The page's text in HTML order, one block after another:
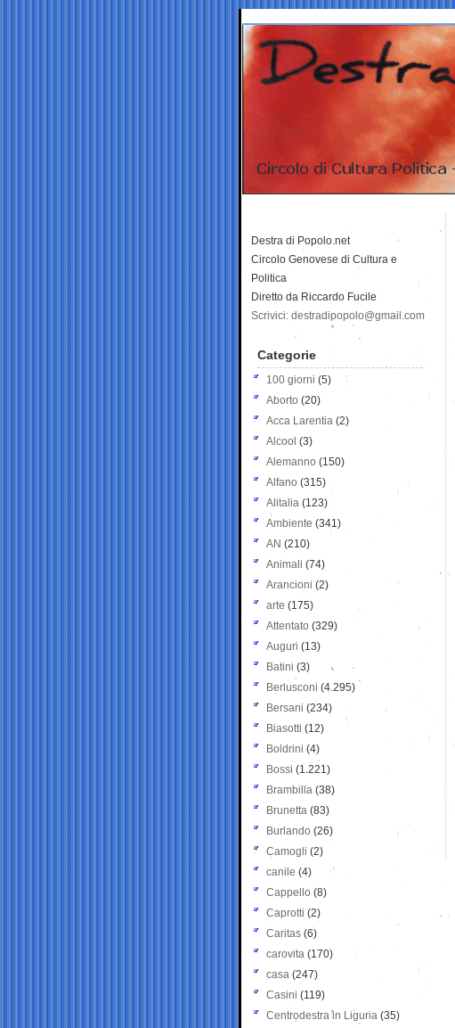
Destra di Popolo.net
Circolo Genovese di Cultura e
Politica
Diretto da Riccardo Fucile
Scrivici: destradipopolo@gmail.com
Categorie
100 giorni (5)
Aborto (20)
Acca Larentia (2)
Alcool (3)
Alemanno (150)
Alfano (315)
Alitalia (123)
Ambiente (341)
AN (210)
Animali (74)
Arancioni (2)
arte (175)
Attentato (329)
Auguri (13)
Batini (3)
Berlusconi (4.295)
Bersani (234)
Biasotti (12)
Boldrini (4)
Bossi (1.221)
Brambilla (38)
Brunetta (83)
Burlando (26)
Camogli (2)
canile (4)
Cappello (8)
Caprotti (2)
Caritas (6)
carovita (170)
casa (247)
Casini (119)
Centrodestra in Liguria (35)